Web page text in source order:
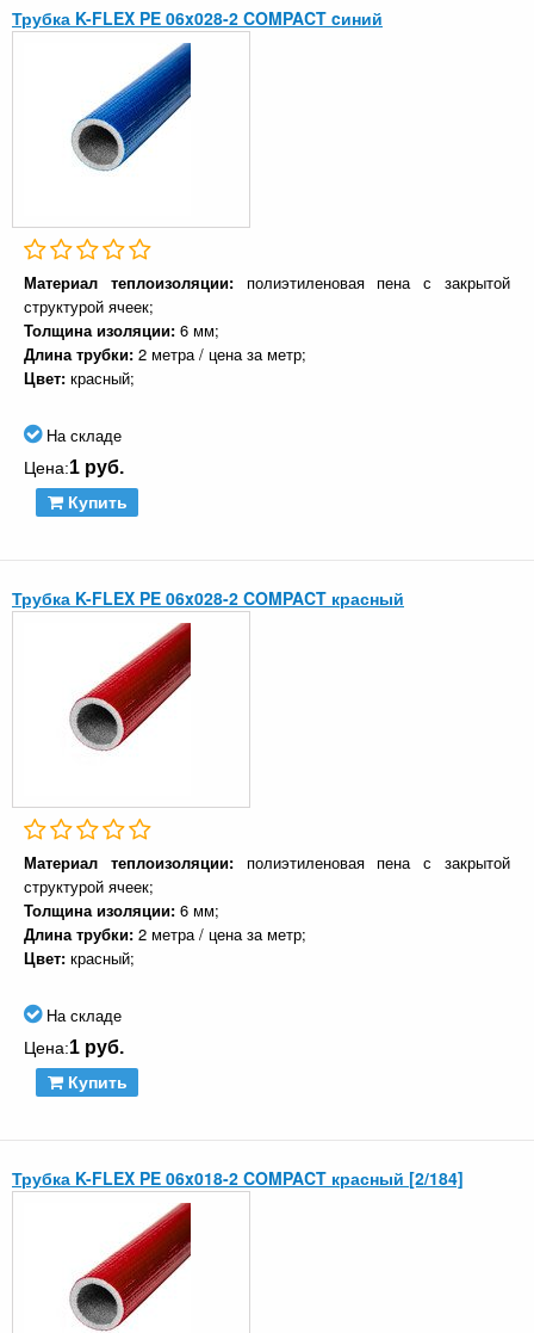
Трубка K-FLEX PE 06x028-2 COMPACT cиний
Материал теплоизоляции: полиэтиленовая пена с закрытой
структурой ячеек;
Толщина изоляции: 6 мм;
Длина трубки: 2 метра / цена за метр;
Цвет: красный;
На складе
Цена:1 руб.
Купить
Трубка K-FLEX PE 06x028-2 COMPACT красный
Материал теплоизоляции: полиэтиленовая пена с закрытой
структурой ячеек;
Толщина изоляции: 6 мм;
Длина трубки: 2 метра / цена за метр;
Цвет: красный;
На складе
Цена:1 руб.
Купить
Трубка K-FLEX PE 06x018-2 COMPACT красный [2/184]